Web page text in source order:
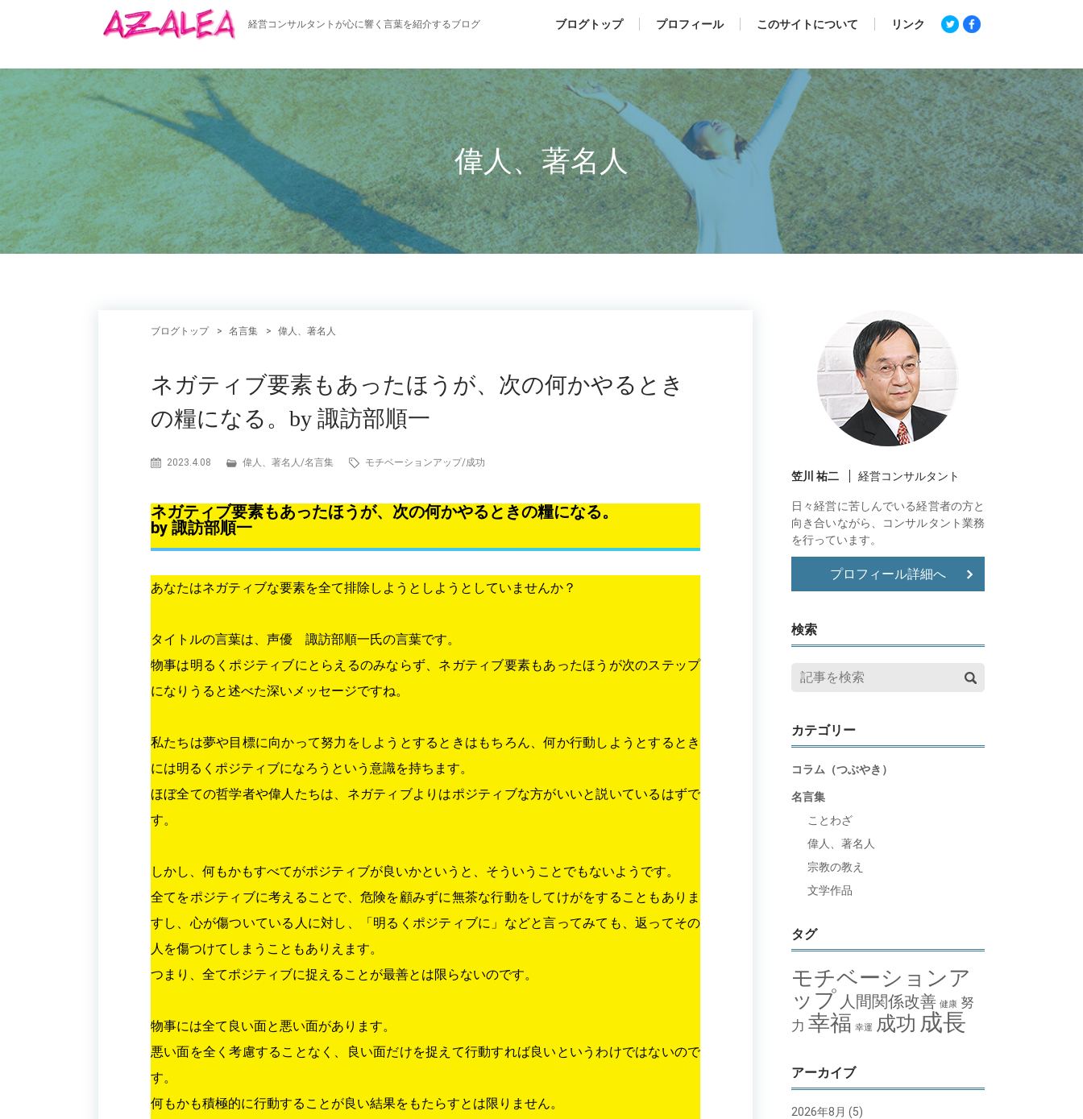
経営コンサルタントが心に響く言葉を紹介するブログ ブログトップ プロフィール このサイトについて リンク
偉人、著名人
ブログトップ 名言集 偉人、著名人
ネガティブ要素もあったほうが、次の何かやるとき
の糧になる。by 諏訪部順一
2023.4.08 偉人、著名人/名言集 モチベーションアップ/成功
ネガティブ要素もあったほうが、次の何かやるときの糧になる。
by 諏訪部順一
あなたはネガティブな要素を全て排除しようとしようとしていませんか？
タイトルの言葉は、声優 諏訪部順一氏の言葉です。
物事は明るくポジティブにとらえるのみならず、ネガティブ要素もあったほうが次のステップ
になりうると述べた深いメッセージですね。
私たちは夢や目標に向かって努力をしようとするときはもちろん、何か行動しようとするとき
には明るくポジティブになろうという意識を持ちます。
ほぼ全ての哲学者や偉人たちは、ネガティブよりはポジティブな方がいいと説いているはずで
す。
しかし、何もかもすべてがポジティブが良いかというと、そういうことでもないようです。
全てをポジティブに考えることで、危険を顧みずに無茶な行動をしてけがをすることもありま
すし、心が傷ついている人に対し、「明るくポジティブに」などと言ってみても、返ってその
人を傷つけてしまうこともありえます。
つまり、全てポジティブに捉えることが最善とは限らないのです。
物事には全て良い面と悪い面があります。
悪い面を全く考慮することなく、良い面だけを捉えて行動すれば良いというわけではないので
す。
何もかも積極的に行動することが良い結果をもたらすとは限りません。
笠川 祐二 経営コンサルタント
日々経営に苦しんでいる経営者の方と
向き合いながら、コンサルタント業務
を行っています。
プロフィール詳細へ
検索
カテゴリー
コラム（つぶやき）
名言集
ことわざ
偉人、著名人
宗教の教え
文学作品
タグ
モチベーションア
ップ 人間関係改善 健康 努
力 幸福 幸運 成功 成長
アーカイブ
2026年8月 (5)